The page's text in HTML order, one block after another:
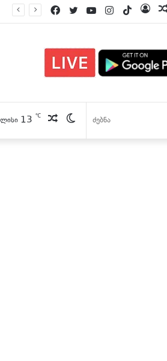
Log
TikTok
Instagram
YouTube
Twitter
Facebook
Switch
პოსტები
13 ℃